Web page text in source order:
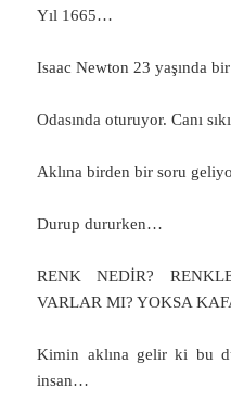
Yıl 1665…
Isaac Newton 23 yaşında
Odasında oturuyor. Canı
Aklına birden bir soru
Durup dururken…
RENK NEDİR?
VARLAR MI? YOKSA
Kimin aklına gelir ki bu
insan…